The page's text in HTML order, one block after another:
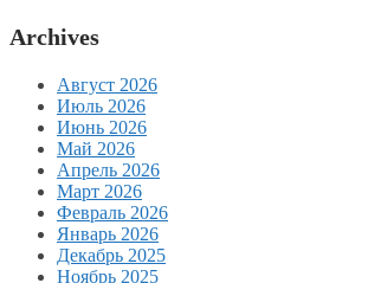
Archives
Август 2026
Июль 2026
Июнь 2026
Май 2026
Апрель 2026
Март 2026
Февраль 2026
Январь 2026
Декабрь 2025
Ноябрь 2025